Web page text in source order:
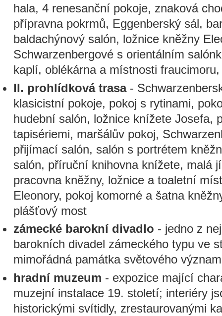
hala, 4 renesanční pokoje, znaková
přípravna pokrmů, Eggenberský sál,
baldachýnový salón, ložnice kněžny
Schwarzenbergové s orientálním
kaplí, oblékárna a místnosti
II. prohlídková trasa-
klasicistní pokoje, pokoj s rytinami,
hudební salón, ložnice knížete Josefa,
tapisériemi, maršálův pokoj,
přijímací salón, salón s portrétem
salón, příruční knihovna knížete, malá
pracovna kněžny, ložnice a toaletní
Eleonory, pokoj komorné a šatna
plášťový most
zámecké barokní divadlo - jedno z
barokních divadel zámeckého typu ve
mimořádná památka světového
hradní muzeum - expozice mající
muzejní instalace 19. století; interiéry
historickými svítidly, zrestaurovanými